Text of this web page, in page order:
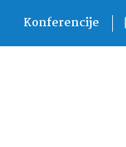
Konferencije